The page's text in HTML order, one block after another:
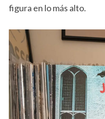
figura en lo más alto.